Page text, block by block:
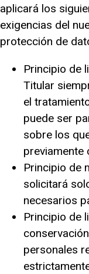
aplicará los
exigencias del
protección de
Principio de
Titular
el
puede ser
sobre los
previamente
Principio de
solicitará
necesarios
Principio de
personales